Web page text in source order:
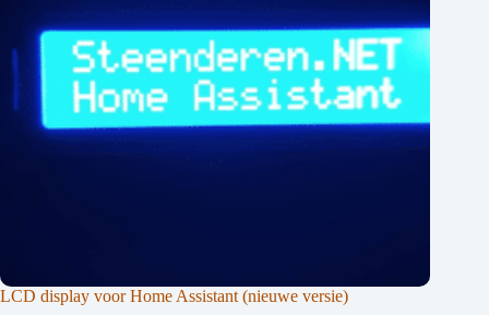
LCD display voor Home Assistant (nieuwe versie)